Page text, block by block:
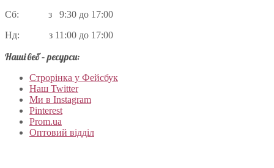
Сб: з 9:30 до 17:00
Нд: з 11:00 до 17:00
Наші веб – ресурси:
Строрінка у Фейсбук
Наш Twitter
Ми в Instagram
Pinterest
Prom.ua
Оптовий відділ